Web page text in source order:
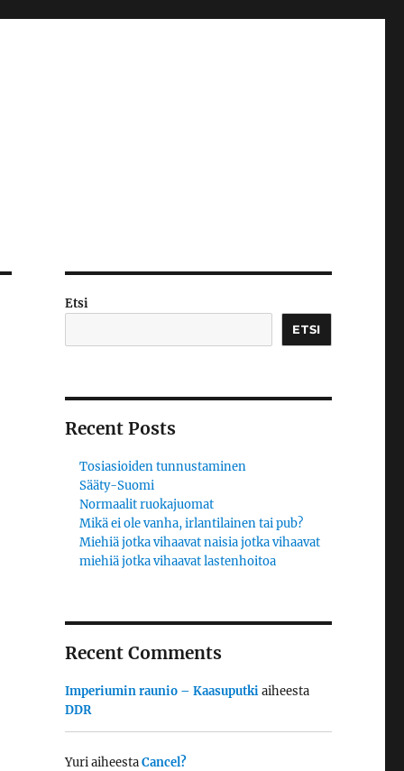
Etsi
ETSI
Recent Posts
Tosiasioiden tunnustaminen
Sääty-Suomi
Normaalit ruokajuomat
Mikä ei ole vanha, irlantilainen tai pub?
Miehiä jotka vihaavat naisia jotka vihaavat
miehiä jotka vihaavat lastenhoitoa
Recent Comments
Imperiumin raunio – Kaasuputkiaiheesta
DDR
YuriaiheestaCancel?